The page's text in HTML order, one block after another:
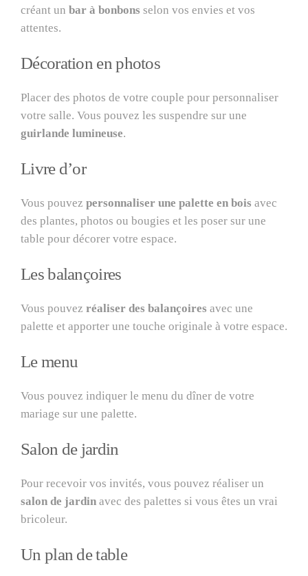
créant un bar à bonbons selon vos envies et vos
attentes.
Décoration en photos
Placer des photos de votre couple pour personnaliser
votre salle. Vous pouvez les suspendre sur une
guirlande lumineuse.
Livre d’or
Vous pouvez personnaliser une palette en bois avec
des plantes, photos ou bougies et les poser sur une
table pour décorer votre espace.
Les balançoires
Vous pouvez réaliser des balançoires avec une
palette et apporter une touche originale à votre espace.
Le menu
Vous pouvez indiquer le menu du dîner de votre
mariage sur une palette.
Salon de jardin
Pour recevoir vos invités, vous pouvez réaliser un
salon de jardin avec des palettes si vous êtes un vrai
bricoleur.
Un plan de table